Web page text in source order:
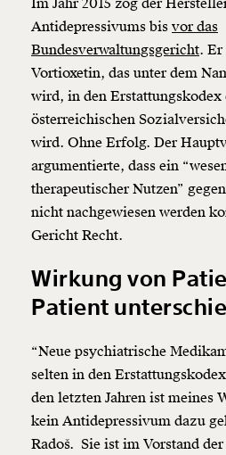
Veränderung
beginnt mit
Werde
unsere Wirtschaft so gestalten,
funktioniert. Unsere
Netz. Unabhängig und
so bleiben. Kämpf’ mit uns für
Antidepressivums bis vor das
Bundesverwaltungsgericht. Er
Vortioxetin, das unter dem
wird, in den Erstattungskodex
österreichischen
wird. Ohne Erfolg. Der
argumentierte, dass ein
therapeutischer Nutzen”
nicht nachgewiesen werden
Gericht Recht.
Wirkung von
Patient
“Neue psychiatrische
selten in den
den letzten Jahren ist meines
kein Antidepressivum dazu
Radoš. Sie ist im Vorstand